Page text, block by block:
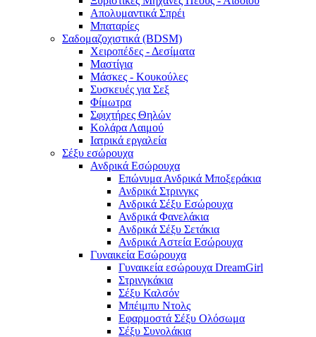
Απολυμαντικά Σπρέι
Μπαταρίες
Σαδομαζοχιστικά (BDSM)
Χειροπέδες - Δεσίματα
Μαστίγια
Μάσκες - Κουκούλες
Συσκευές για Σεξ
Φίμωτρα
Σφιχτήρες Θηλών
Κολάρα Λαιμού
Ιατρικά εργαλεία
Σέξυ εσώρουχα
Ανδρικά Εσώρουχα
Επώνυμα Ανδρικά Μποξεράκια
Ανδρικά Στρινγκς
Ανδρικά Σέξυ Εσώρουχα
Ανδρικά Φανελάκια
Ανδρικά Σέξυ Σετάκια
Ανδρικά Αστεία Εσώρουχα
Γυναικεία Εσώρουχα
Γυναικεία εσώρουχα DreamGirl
Στρινγκάκια
Σέξυ Καλσόν
Μπέιμπυ Ντολς
Εφαρμοστά Σέξυ Ολόσωμα
Σέξυ Συνολάκια